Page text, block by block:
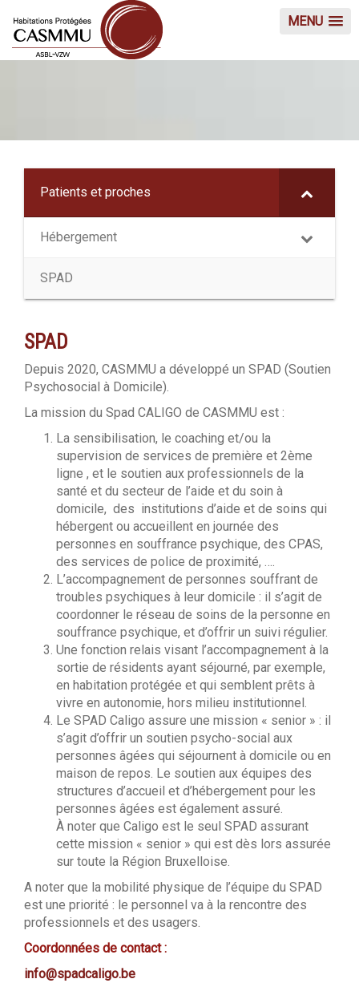
MENU
Patients et proches
Hébergement
SPAD
SPAD
Depuis 2020, CASMMU a développé un SPAD (Soutien
Psychosocial à Domicile).
La mission du Spad CALIGO de CASMMU est :
La sensibilisation, le coaching et/ou la
supervision de services de première et 2ème
ligne , et le soutien aux professionnels de la
santé et du secteur de l’aide et du soin à
domicile, des institutions d’aide et de soins qui
hébergent ou accueillent en journée des
personnes en souffrance psychique, des CPAS,
des services de police de proximité, ….
L’accompagnement de personnes souffrant de
troubles psychiques à leur domicile : il s’agit de
coordonner le réseau de soins de la personne en
souffrance psychique, et d’offrir un suivi régulier.
Une fonction relais visant l’accompagnement à la
sortie de résidents ayant séjourné, par exemple,
en habitation protégée et qui semblent prêts à
vivre en autonomie, hors milieu institutionnel.
Le SPAD Caligo assure une mission « senior » : il
s’agit d’offrir un soutien psycho-social aux
personnes âgées qui séjournent à domicile ou en
maison de repos. Le soutien aux équipes des
structures d’accueil et d’hébergement pour les
personnes âgées est également assuré.
À noter que Caligo est le seul SPAD assurant
cette mission « senior » qui est dès lors assurée
sur toute la Région Bruxelloise.
A noter que la mobilité physique de l’équipe du SPAD
est une priorité : le personnel va à la rencontre des
professionnels et des usagers.
Coordonnées de contact :
info@spadcaligo.be